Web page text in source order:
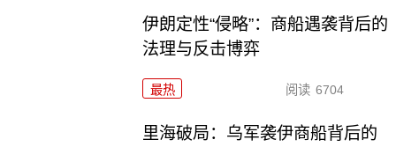
伊朗定性“侵略”：商船遇袭背后的
法理与反击博弈
最热 阅读 6704
里海破局：乌军袭伊商船背后的